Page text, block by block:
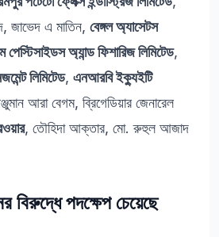
জাভেদ এ মাতিন, বেঙ্গল অ্যাসেটস
পেস্টিসাইডস অ্যান্ড ফিশারিজ লিমিটেড,
লিমিটেড, এনআরবি ইক্যুইটি
আরা বেগম, ব্রিগেডিয়ার জেনারেল
, তৌহিদা আক্তার, মো. রুহুল আজাদ
বিরুদ্ধে পদক্ষেপ চেয়েছে